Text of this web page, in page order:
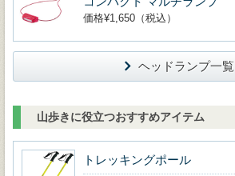
価格¥1,650（税込）
ヘッドランプ一覧
山歩きに役立つおすすめアイテム
トレッキングポール